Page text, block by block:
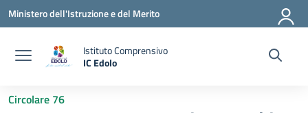
Vai ai contenuti
Vai al menu di navigazione
Vai al footer
Ministero dell'Istruzione e del Merito
Istituto Comprensivo
IC Edolo
Circolare 76